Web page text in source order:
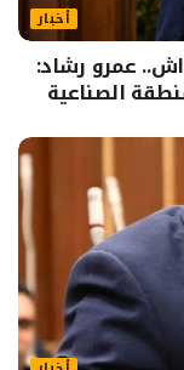
أخبار
عمرو رشاد:
الصناعية